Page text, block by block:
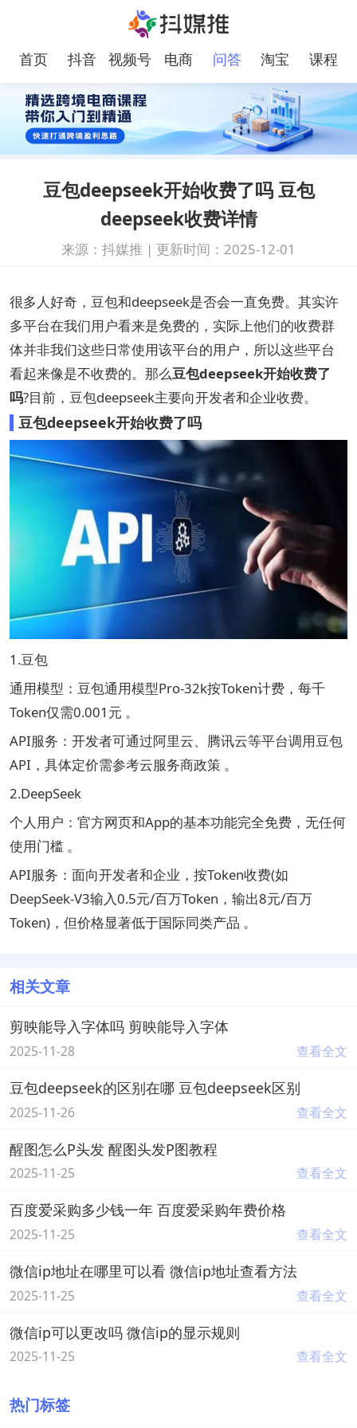
首页 抖音 视频号 电商 问答 淘宝 课程
豆包deepseek开始收费了吗 豆包
deepseek收费详情
来源：抖媒推 | 更新时间：2025-12-01
很多人好奇，豆包和deepseek是否会一直免费。其实许
多平台在我们用户看来是免费的，实际上他们的收费群
体并非我们这些日常使用该平台的用户，所以这些平台
看起来像是不收费的。那么豆包deepseek开始收费了
吗?目前，豆包deepseek主要向开发者和企业收费。
豆包deepseek开始收费了吗
1.豆包
通用模型：豆包通用模型Pro-32k按Token计费，每千
Token仅需0.001元 。 ‌
API服务：开发者可通过阿里云、腾讯云等平台调用豆包
API，具体定价需参考云服务商政策 。 ‌
2.DeepSeek
个人用户：官方网页和App的基本功能完全免费，无任何
使用门槛 。 ‌
API服务：面向开发者和企业，按Token收费(如
DeepSeek-V3输入0.5元/百万Token，输出8元/百万
Token)，但价格显著低于国际同类产品 。 ‌
相关文章
剪映能导入字体吗 剪映能导入字体
2025-11-28 查看全文
豆包deepseek的区别在哪 豆包deepseek区别
2025-11-26 查看全文
醒图怎么P头发 醒图头发P图教程
2025-11-25 查看全文
百度爱采购多少钱一年 百度爱采购年费价格
2025-11-25 查看全文
微信ip地址在哪里可以看 微信ip地址查看方法
2025-11-25 查看全文
微信ip可以更改吗 微信ip的显示规则
2025-11-25 查看全文
热门标签